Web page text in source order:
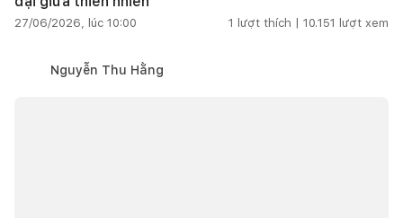
27/06/2026, lúc 10:00 1 lượt thích | 10.151 lượt xem
Nguyễn Thu Hằng